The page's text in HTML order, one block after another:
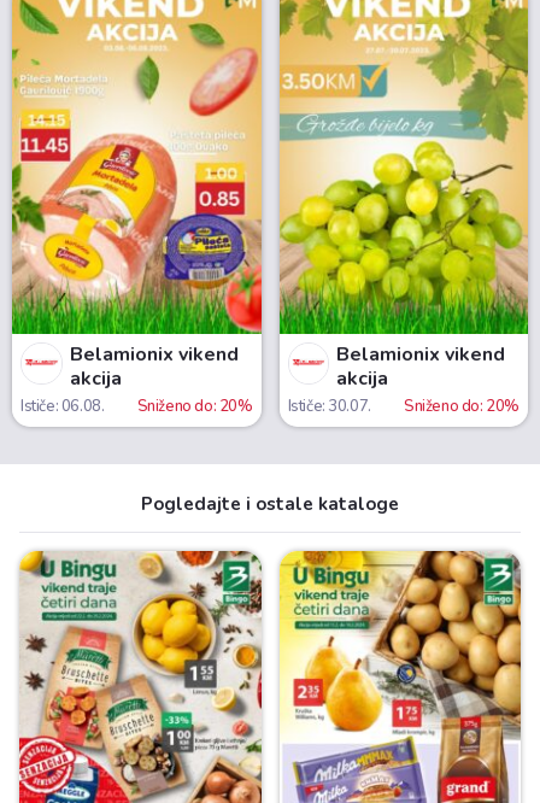
Belamionix vikend
akcija
Ističe: 06.08. Sniženo do: 20%
Belamionix vikend
akcija
Ističe: 30.07. Sniženo do: 20%
Pogledajte i ostale kataloge